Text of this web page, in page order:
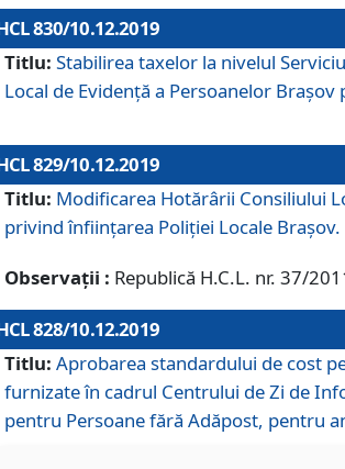
830/10.12.2019
Titlu: Stabilirea taxelor la nivelul
Local de Evidenţă a Persoanelor Braşov
829/10.12.2019
Titlu: Modificarea Hotărârii Consiliului
privind înființarea Poliției Locale Brașov.
Observații : Republică H.C.L. nr. 37/
828/10.12.2019
Titlu: Aprobarea standardului de cost
furnizate în cadrul Centrului de Zi de
pentru Persoane fără Adăpost, pentru